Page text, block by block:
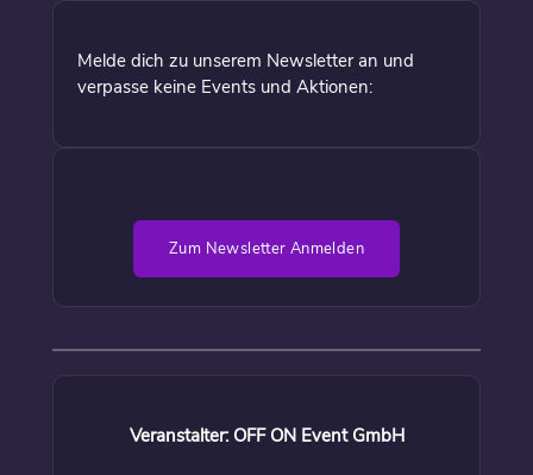
Melde dich zu unserem Newsletter an und
verpasse keine Events und Aktionen:
Zum Newsletter Anmelden
Veranstalter: OFF ON Event GmbH